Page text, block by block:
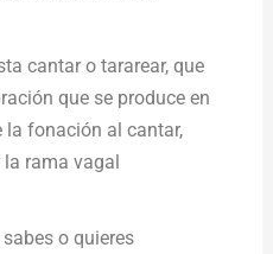
cantar o tararear, que
que se produce en
la fonación al cantar,
rama vagal
o quieres